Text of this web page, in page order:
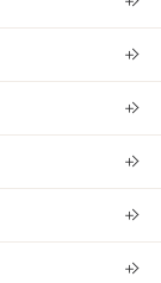
＋
＋
＋
＋
＋